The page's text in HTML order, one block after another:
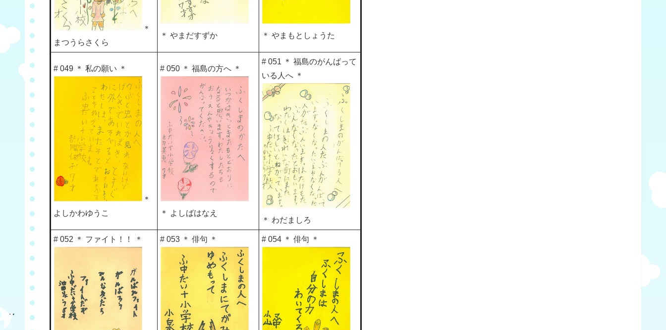
＊
まつうらさくら
＊ やまだすずか ＊ やまもとしょうた
# 049 ＊ 私の願い ＊
＊
よしかわゆうこ
# 050 ＊ 福島の方へ ＊
＊ よしばはなえ
# 051 ＊ 福島のがんばって
いる人へ ＊
＊ わだましろ
# 052 ＊ ファイト！！ ＊ # 053 ＊ 俳句 ＊ # 054 ＊ 俳句 ＊